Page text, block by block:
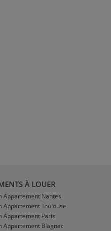
À LOUER
Appartement Nantes
Appartement Toulouse
Appartement Paris
Appartement Blagnac